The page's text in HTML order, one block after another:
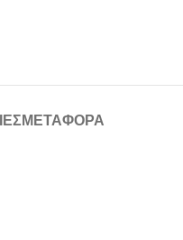
ΜΕΤΑΦΟΡΆ